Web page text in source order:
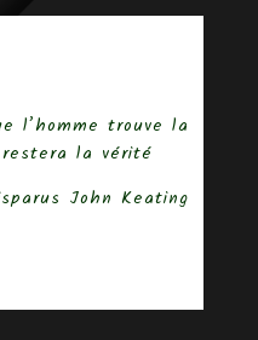
l’homme trouve la
la vérité
John Keating